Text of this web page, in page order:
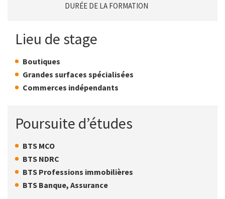
DURÉE DE LA FORMATION
Lieu de stage
Boutiques
Grandes surfaces spécialisées
Commerces indépendants
Poursuite d’études
BTS MCO
BTS NDRC
BTS Professions immobilières
BTS Banque, Assurance